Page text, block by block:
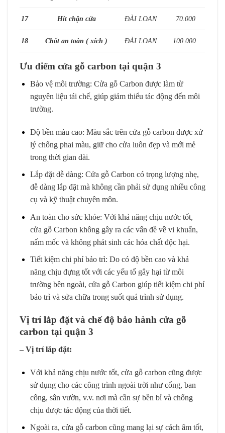
17 Hít chặn cửa ĐÀI LOAN 70.000
18 Chốt an toàn ( xích ) ĐÀI LOAN 100.000
Ưu điểm cửa gỗ carbon tại quận 3
Bảo vệ môi trường: Cửa gỗ Carbon được làm từ
nguyên liệu tái chế, giúp giảm thiểu tác động đến môi
trường.
Độ bền màu cao: Màu sắc trên cửa gỗ carbon được xử
lý chống phai màu, giữ cho cửa luôn đẹp và mới mẻ
trong thời gian dài.
Lắp đặt dễ dàng: Cửa gỗ Carbon có trọng lượng nhẹ,
dễ dàng lắp đặt mà không cần phải sử dụng nhiều công
cụ và kỹ thuật chuyên môn.
An toàn cho sức khỏe: Với khả năng chịu nước tốt,
cửa gỗ Carbon không gây ra các vấn đề về vi khuẩn,
nấm mốc và không phát sinh các hóa chất độc hại.
Tiết kiệm chi phí bảo trì: Do có độ bền cao và khả
năng chịu đựng tốt với các yếu tố gây hại từ môi
trường bên ngoài, cửa gỗ Carbon giúp tiết kiệm chi phí
bảo trì và sửa chữa trong suốt quá trình sử dụng.
Vị trí lắp đặt và chế độ bảo hành cửa gỗ
carbon tại quận 3
– Vị trí lắp đặt:
Với khả năng chịu nước tốt, cửa gỗ carbon cũng được
sử dụng cho các công trình ngoài trời như cổng, ban
công, sân vườn, v.v. nơi mà cần sự bền bỉ và chống
chịu được tác động của thời tiết.
Ngoài ra, cửa gỗ carbon cũng mang lại sự cách âm tốt,